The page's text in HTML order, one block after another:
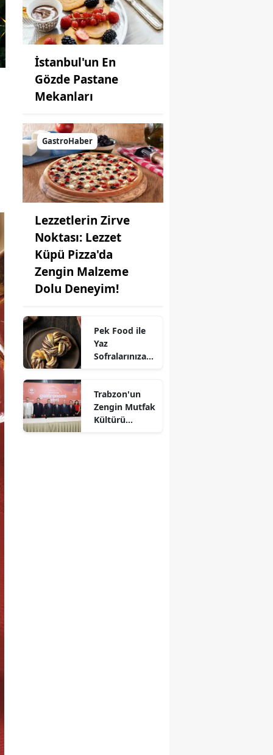
İstanbul'un En
Gözde Pastane
Mekanları
GastroHaber
Lezzetlerin Zirve
Noktası: Lezzet
Küpü Pizza'da
Zengin Malzeme
Dolu Deneyim!
Pek Food ile
Yaz
Sofralarınıza
Hamuru
Farkıyla!
Trabzon'un
Zengin Mutfak
Kültürü